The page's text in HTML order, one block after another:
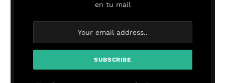
en tu mail